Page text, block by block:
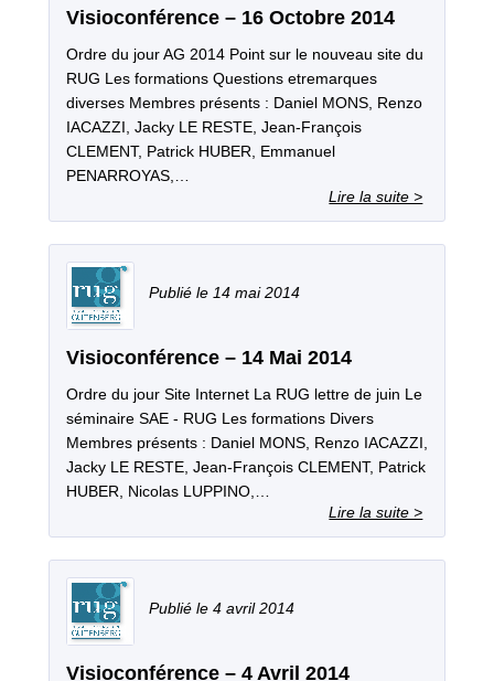
Visioconférence – 16 Octobre 2014
Ordre du jour AG 2014 Point sur le nouveau site du
RUG Les formations Questions etremarques
diverses Membres présents : Daniel MONS, Renzo
IACAZZI, Jacky LE RESTE, Jean‐François
CLEMENT, Patrick HUBER, Emmanuel
PENARROYAS,…
Visioconférence – 14 Mai 2014
Ordre du jour Site Internet La RUG lettre de juin Le
séminaire SAE ‐ RUG Les formations Divers
Membres présents : Daniel MONS, Renzo IACAZZI,
Jacky LE RESTE, Jean‐François CLEMENT, Patrick
HUBER, Nicolas LUPPINO,…
14 mai 2014
Visioconférence – 4 Avril 2014
4 avril 2014